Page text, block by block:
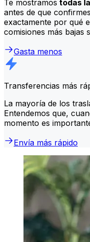
Te mostramos todas
antes de que
exactamente por qué
comisiones más bajas
Gasta menos
Transferencias más
La mayoría de los
Entendemos que,
momento es
Envía más rápido